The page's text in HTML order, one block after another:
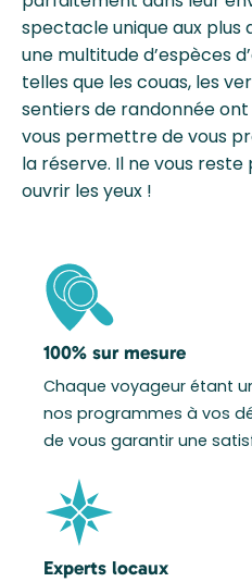
spectacle unique aux plus
une multitude d’espèces
telles que les couas, les
sentiers de randonnée
vous permettre de vous
la réserve. Il ne vous
ouvrir les yeux !
100% sur mesure
Chaque voyageur étant
nos programmes à vos
de vous garantir une
Experts locaux